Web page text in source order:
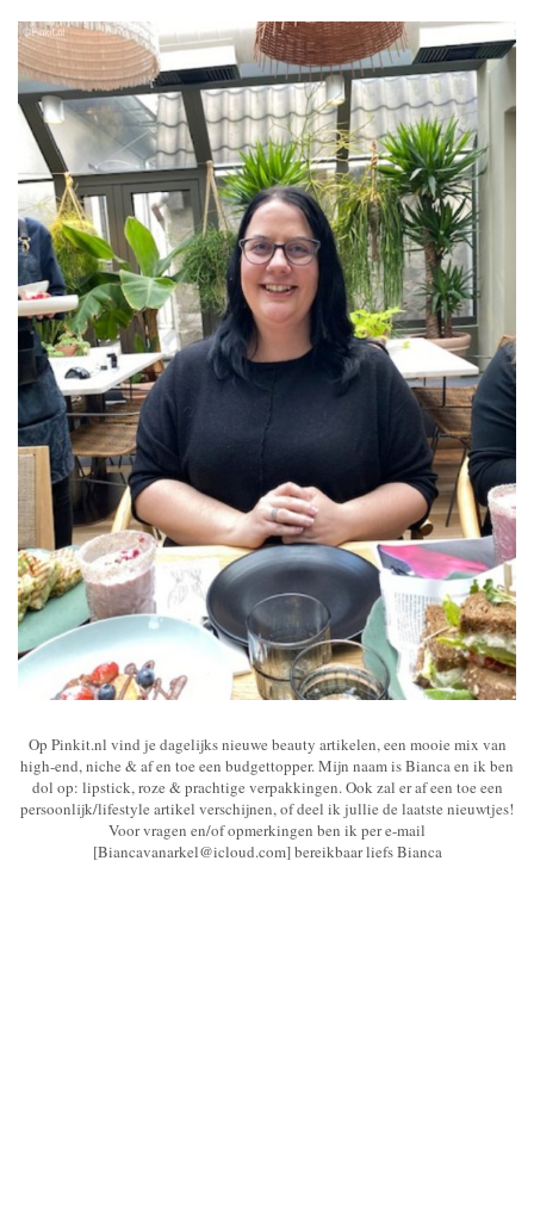
Op Pinkit.nl vind je dagelijks nieuwe beauty artikelen, een mooie mix van
high-end, niche & af en toe een budgettopper. Mijn naam is Bianca en ik ben
dol op: lipstick, roze & prachtige verpakkingen. Ook zal er af een toe een
persoonlijk/lifestyle artikel verschijnen, of deel ik jullie de laatste nieuwtjes!
Voor vragen en/of opmerkingen ben ik per e-mail
[Biancavanarkel@icloud.com] bereikbaar liefs Bianca